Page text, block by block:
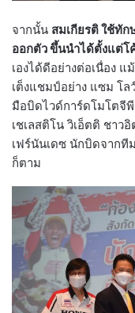
จากนั้น สมเกียรติ ใช้ทั
ออกตัว ขึ้นนำได้ตั้งแต่โ
เองได้ดีอย่างต่อเนื่อง
เต็งแชมป์อย่าง แซม โ
มือบิดไวด์การ์ดโมโตจี
เชเลสติโน วิเอ็ตติ ชา
เฟร์นันเดซ นักบิดจาก
ก็ตาม